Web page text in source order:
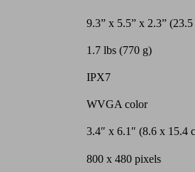
9.3” x 5.5” x 2.3”
1.7 lbs (770 g)
IPX7
WVGA color
3.4″ x 6.1″ (8.6 x 15.4
800 x 480 pixels